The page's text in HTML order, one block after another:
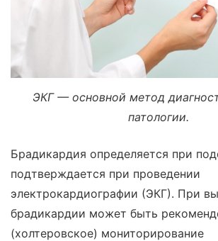
ЭКГ — основной метод
патологии.
Брадикардия определяется при
подтверждается при проведении
электрокардиографии (ЭКГ). При
брадикардии может быть
(холтеровское) мониторирование